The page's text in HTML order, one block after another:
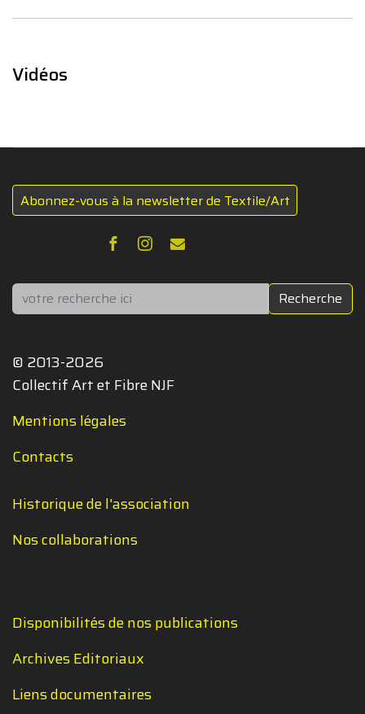
Vidéos
Abonnez-vous à la newsletter de Textile/Art
Rechercher Recherche
© 2013-2026
Collectif Art et Fibre NJF
Mentions légales
Contacts
Historique de l'association
Nos collaborations
Disponibilités de nos publications
Archives Editoriaux
Liens documentaires